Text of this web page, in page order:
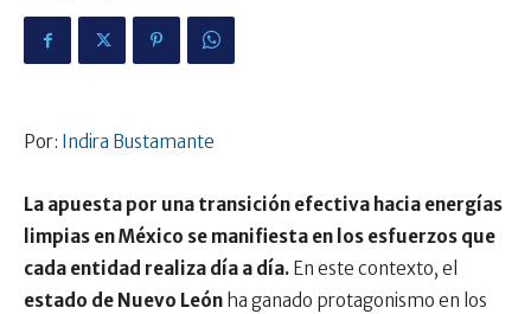
Por: Indira Bustamante
La apuesta por una transición efectiva hacia energías
limpias en México se manifiesta en los esfuerzos que
cada entidad realiza día a día. En este contexto, el
estado de Nuevo León ha ganado protagonismo en los